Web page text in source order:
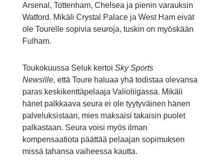
Arsenal, Tottenham, Chelsea ja pienin varauksin
Watford. Mikäli Crystal Palace ja West Ham eivät
ole Tourelle sopivia seuroja, tuskin on myöskään
Fulham.
Toukokuussa Seluk kertoi Sky Sports
Newsille, että Toure haluaa yhä todistaa olevansa
paras keskikenttäpelaaja Valioliigassa. Mikäli
hänet palkkaava seura ei ole tyytyväinen hänen
palveluksistaan, mies maksaisi takaisin puolet
palkastaan. Seura voisi myös ilman
kompensaatiota päättää pelaajan sopimuksen
missä tahansa vaiheessa kautta.